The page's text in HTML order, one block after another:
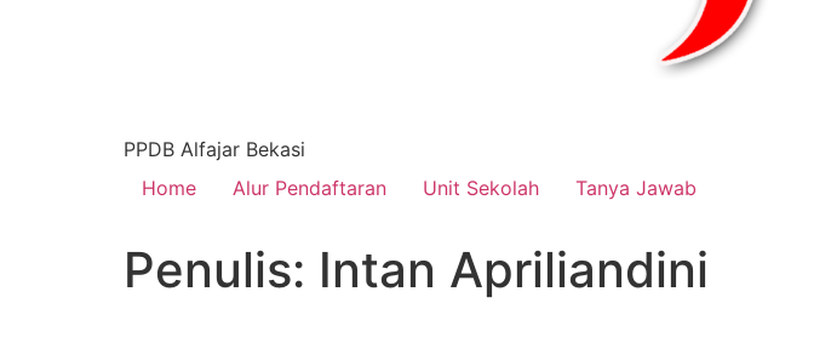
PPDB Alfajar Bekasi
Home
Alur Pendaftaran Unit Sekolah Tanya Jawab
Penulis: Intan Apriliandini